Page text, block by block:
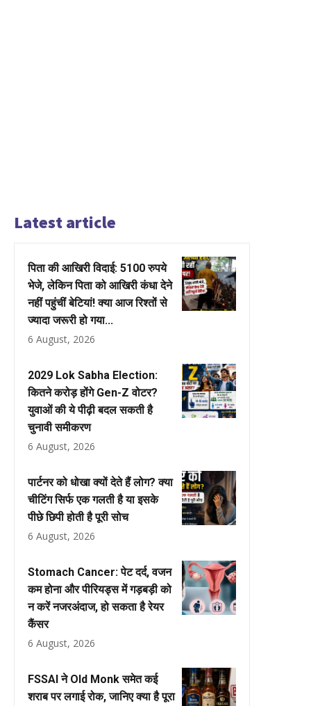
Latest article
पिता की आखिरी विदाई: 5100 रुपये
भेजे, लेकिन पिता को आखिरी कंधा देने
नहीं पहुंचीं बेटियां! क्या आज रिश्तों से
ज्यादा जरूरी हो गया...
6 August, 2026
2029 Lok Sabha Election:
कितने करोड़ होंगे Gen-Z वोटर?
युवाओं की ये पीढ़ी बदल सकती है
चुनावी समीकरण
6 August, 2026
पार्टनर को धोखा क्यों देते हैं लोग? क्या
चीटिंग सिर्फ एक गलती है या इसके
पीछे छिपी होती है पूरी सोच
6 August, 2026
Stomach Cancer: पेट दर्द, वजन
कम होना और पीरियड्स में गड़बड़ी को
न करें नजरअंदाज, हो सकता है रेयर
कैंसर
6 August, 2026
FSSAI ने Old Monk समेत कई
शराब पर लगाई रोक, जानिए क्या है पूरा